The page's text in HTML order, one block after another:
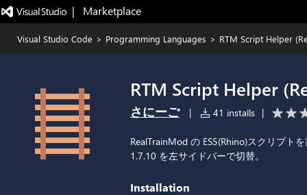
|   Marketplace
Visual Studio Code > Programming Languages > RTM Script Helper
RTM Script Helper
さにーご | 41 installs |
RealTrainMod の ES5(Rhino)スクリプト
1.7.10 を左サイドバーで切替。
Installation